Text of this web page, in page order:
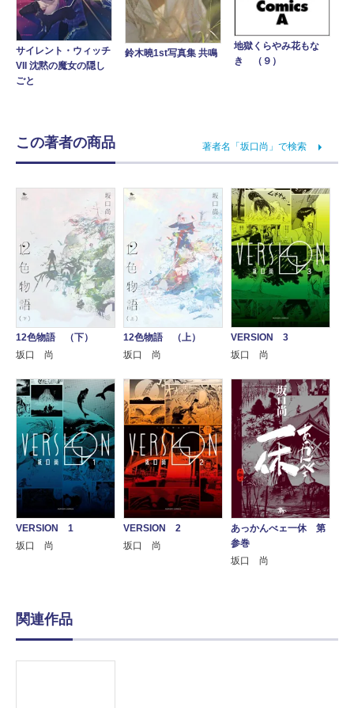
サイレント・ウィッチ
VII 沈黙の魔女の隠し
ごと
鈴木曉1st写真集 共鳴
地獄くらやみ花もな
き （９）
この著者の商品 著者名「坂口尚」で検索
12色物語 （下）
坂口 尚
12色物語 （上）
坂口 尚
VERSION 3
坂口 尚
VERSION 1
坂口 尚
VERSION 2
坂口 尚
あっかんべェ一休 第
参巻
坂口 尚
関連作品